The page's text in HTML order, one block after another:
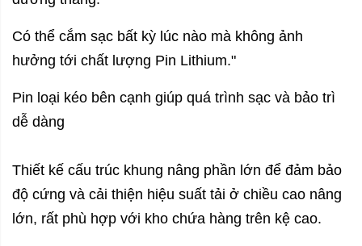
Có thể cắm sạc bất kỳ lúc nào mà không ảnh
hưởng tới chất lượng Pin Lithium."
Pin loại kéo bên cạnh giúp quá trình sạc và bảo trì
dễ dàng
Thiết kế cấu trúc khung nâng phần lớn để đảm bảo
độ cứng và cải thiện hiệu suất tải ở chiều cao nâng
lớn, rất phù hợp với kho chứa hàng trên kệ cao.